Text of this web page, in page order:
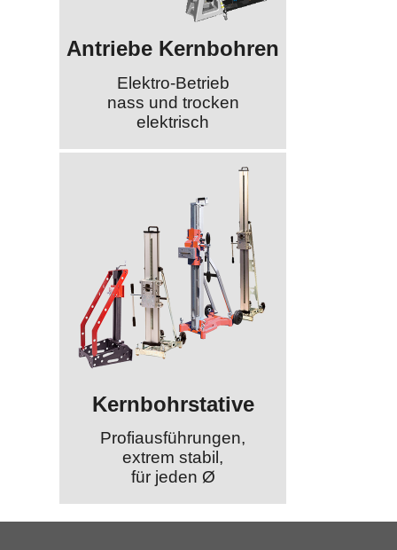
Antriebe Kernbohren
Elektro-Betrieb
nass und trocken
elektrisch
Kernbohrstative
Profiausführungen,
extrem stabil,
für jeden Ø